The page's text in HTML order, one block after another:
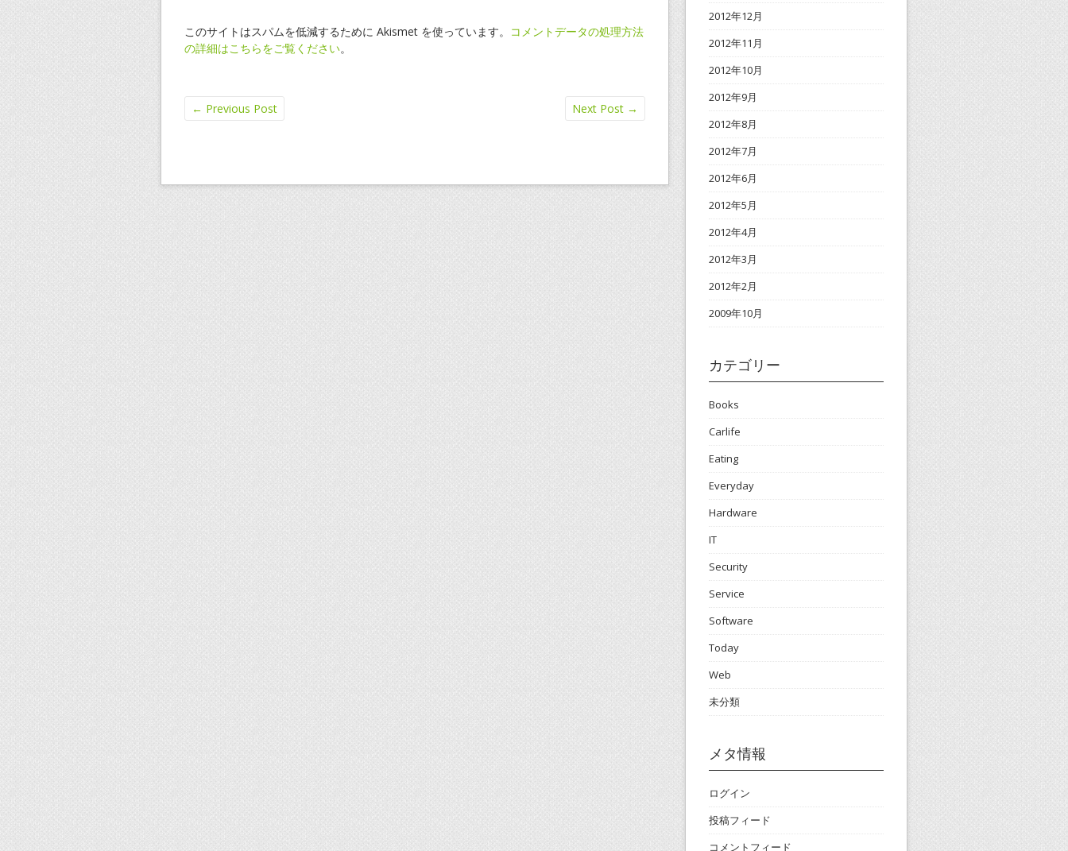
このサイトはスパムを低減するために Akismet を使っています。 コメントデータの処理方法
の詳細はこちらをご覧ください。
← Previous Post Next Post →
2012年12月
2012年11月
2012年10月
2012年9月
2012年8月
2012年7月
2012年6月
2012年5月
2012年4月
2012年3月
2012年2月
2009年10月
カテゴリー
Books
Carlife
Eating
Everyday
Hardware
IT
Security
Service
Software
Today
Web
未分類
メタ情報
ログイン
投稿フィード
コメントフィード